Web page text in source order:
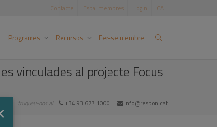
Contacte Espai membres Login CA
Programes Recursos Fer-se membre
vinculades al projecte Focus
truqueu-nos al +34 93 677 1000 info@respon.cat